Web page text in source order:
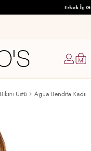
Erkek İç
Bikini Üstü Agua Bendita Kadın